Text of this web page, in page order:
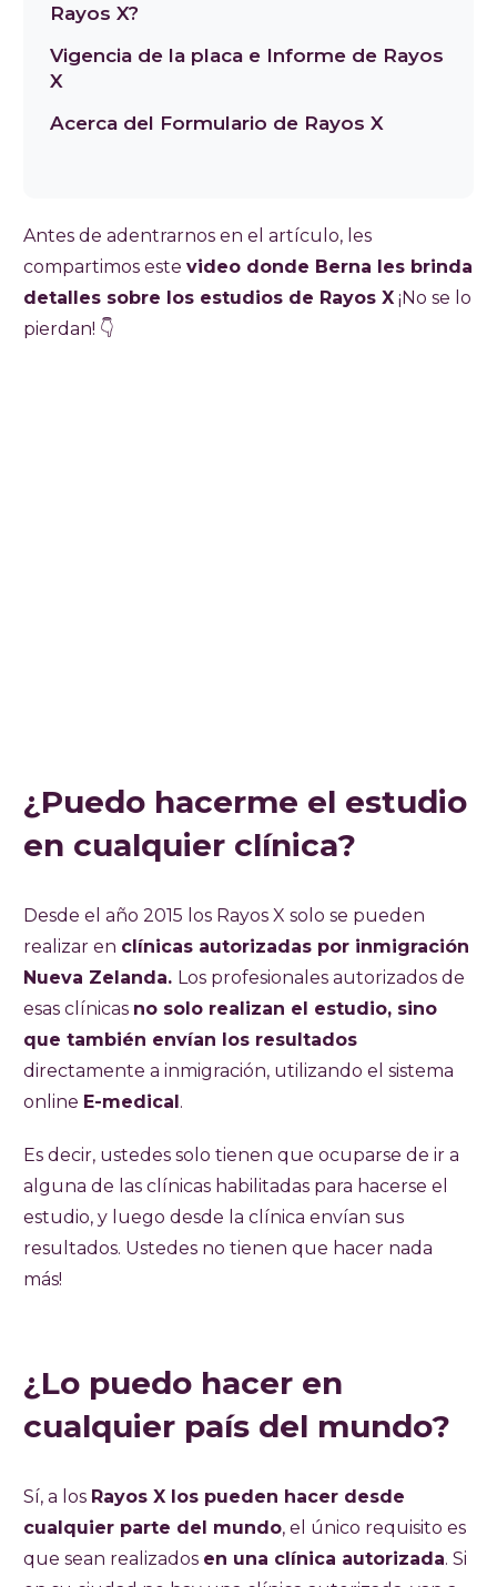
Rayos X?
Vigencia de la placa e Informe de Rayos
X
Acerca del Formulario de Rayos X
Antes de adentrarnos en el artículo, les
compartimos este video donde Berna les brinda
detalles sobre los estudios de Rayos X ¡No se lo
pierdan! 👇
¿Puedo hacerme el estudio
en cualquier clínica?
Desde el año 2015 los Rayos X solo se pueden
realizar en clínicas autorizadas por inmigración
Nueva Zelanda. Los profesionales autorizados de
esas clínicas no solo realizan el estudio, sino
que también envían los resultados
directamente a inmigración, utilizando el sistema
online E-medical.
Es decir, ustedes solo tienen que ocuparse de ir a
alguna de las clínicas habilitadas para hacerse el
estudio, y luego desde la clínica envían sus
resultados. Ustedes no tienen que hacer nada
más!
¿Lo puedo hacer en
cualquier país del mundo?
Sí, a los Rayos X los pueden hacer desde
cualquier parte del mundo, el único requisito es
que sean realizados en una clínica autorizada. Si